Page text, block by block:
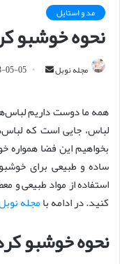
مد و استایل
نحوه خوشبو
مجله نوبل
ا
ل
ا
ی
م
ی
05-05
همه ما دوست داریم
لباس، جایی است که
بخواهیم این فضا
ساده و طبیعی برای
استفاده از مواد طبیعی و
کنید. در ادامه بامجله
نحوه خوشبو